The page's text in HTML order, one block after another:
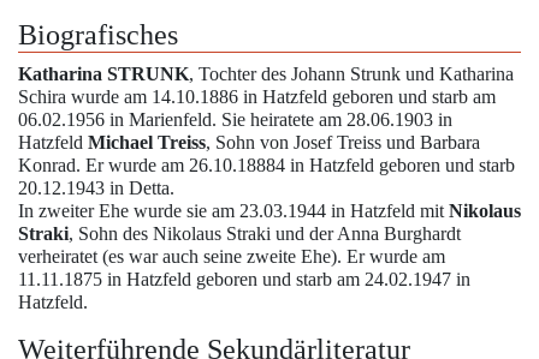
Biografisches
Katharina STRUNK, Tochter des Johann Strunk und Katharina
Schira wurde am 14.10.1886 in Hatzfeld geboren und starb am
06.02.1956 in Marienfeld. Sie heiratete am 28.06.1903 in
Hatzfeld Michael Treiss, Sohn von Josef Treiss und Barbara
Konrad. Er wurde am 26.10.18884 in Hatzfeld geboren und starb
20.12.1943 in Detta.
In zweiter Ehe wurde sie am 23.03.1944 in Hatzfeld mit Nikolaus
Straki, Sohn des Nikolaus Straki und der Anna Burghardt
verheiratet (es war auch seine zweite Ehe). Er wurde am
11.11.1875 in Hatzfeld geboren und starb am 24.02.1947 in
Hatzfeld.
Weiterführende Sekundärliteratur